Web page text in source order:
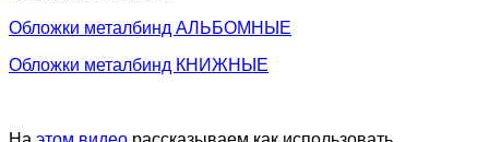
Обложки металбинд АЛЬБОМНЫЕ
Обложки металбинд КНИЖНЫЕ